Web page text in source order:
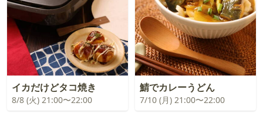
イカだけどタコ焼き
8/8 (火) 21:00〜22:00
鯖でカレーうどん
7/10 (月) 21:00〜22:00